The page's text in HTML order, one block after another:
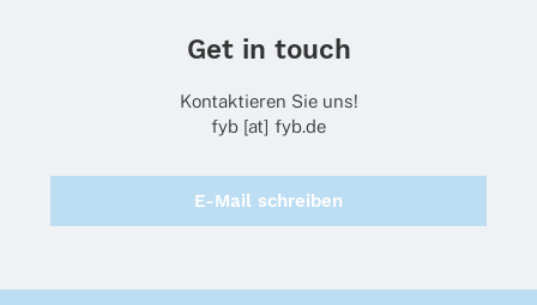
Get in touch
Kontaktieren Sie uns!
fyb [at] fyb.de
E-Mail schreiben